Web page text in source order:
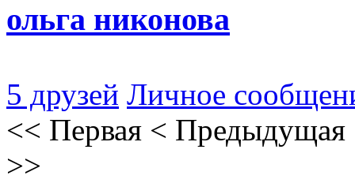
ольга никонова
5 друзей Личное
<< Первая < Предыдущая
>>